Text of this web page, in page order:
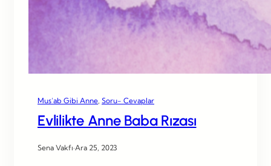
Mus’ab Gibi Anne Soru- Cevaplar
Evlilikte Anne Baba Rızası
Sena Vakfı·Ara 25, 2023